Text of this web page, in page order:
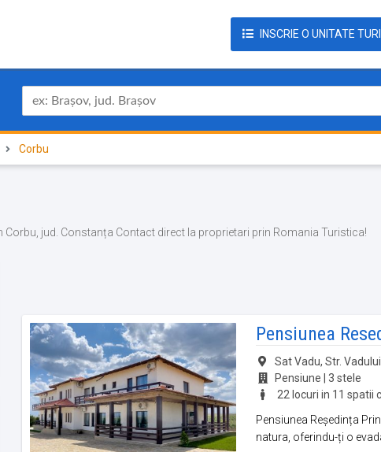
INSCRIE O UNITATE
Corbu
Corbu, jud. Constanța Contact direct la proprietari prin Romania Turistica!
Pensiunea
Sat Vadu, Str.
Pensiune | 3 stele
22 locuri in 11 spatii
Pensiunea Reședința
natura, oferindu-ți o